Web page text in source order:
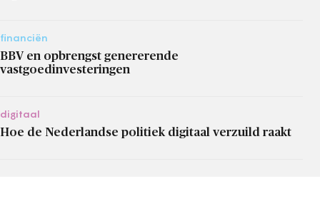
financiën
BBV en opbrengst genererende
vastgoedinvesteringen
digitaal
Hoe de Nederlandse politiek digitaal verzuild raakt